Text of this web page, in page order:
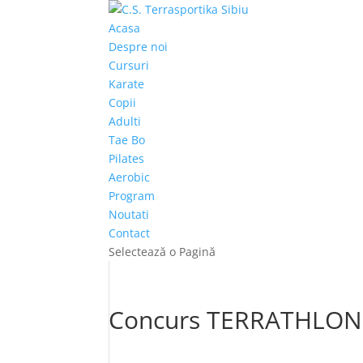
Acasa
Despre noi
Cursuri
Karate
Copii
Adulti
Tae Bo
Pilates
Aerobic
Program
Noutati
Contact
Selectează o Pagină
Concurs